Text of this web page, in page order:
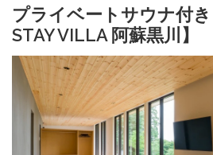
プライベートサウナ付
STAY VILLA 阿蘇黒川】